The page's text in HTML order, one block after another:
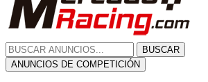
BUSCAR
ANUNCIOS DE COMPETICIÓN